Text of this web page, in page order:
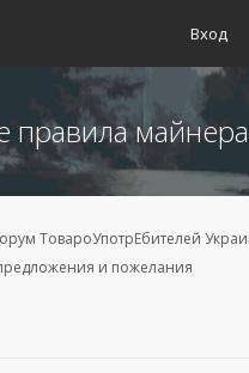
Вход
правила
ТовароУпотрЕбителей
и пожелания